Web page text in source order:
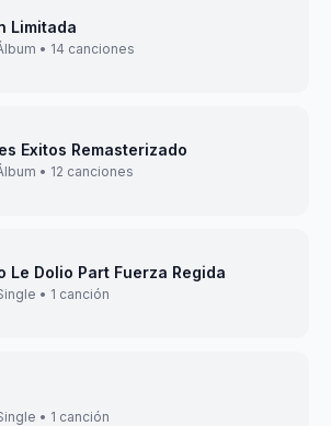
Limitada
• 14 canciones
Exitos Remasterizado
• 12 canciones
Le Dolio Part Fuerza Regida
• 1 canción
• 1 canción